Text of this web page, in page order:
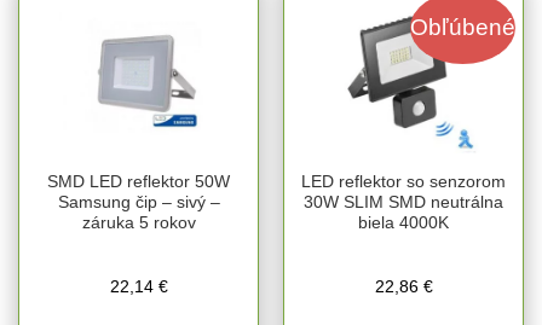
SMD LED reflektor 50W
Samsung čip – sivý –
záruka 5 rokov
22,14 €
Obľúbené
LED reflektor so senzorom
30W SLIM SMD neutrálna
biela 4000K
22,86 €